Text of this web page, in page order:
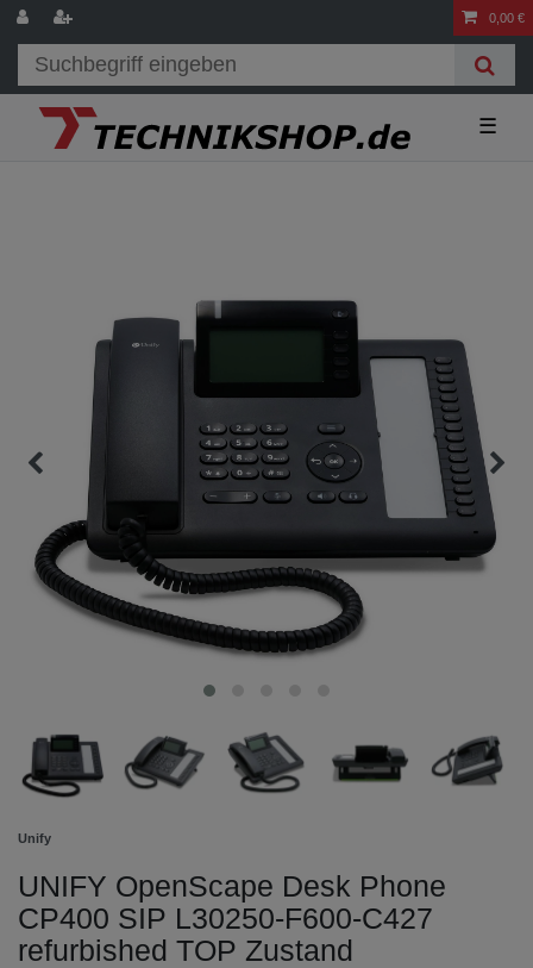
0,00 €
☰
Unify
UNIFY OpenScape Desk Phone
CP400 SIP L30250-F600-C427
refurbished TOP Zustand